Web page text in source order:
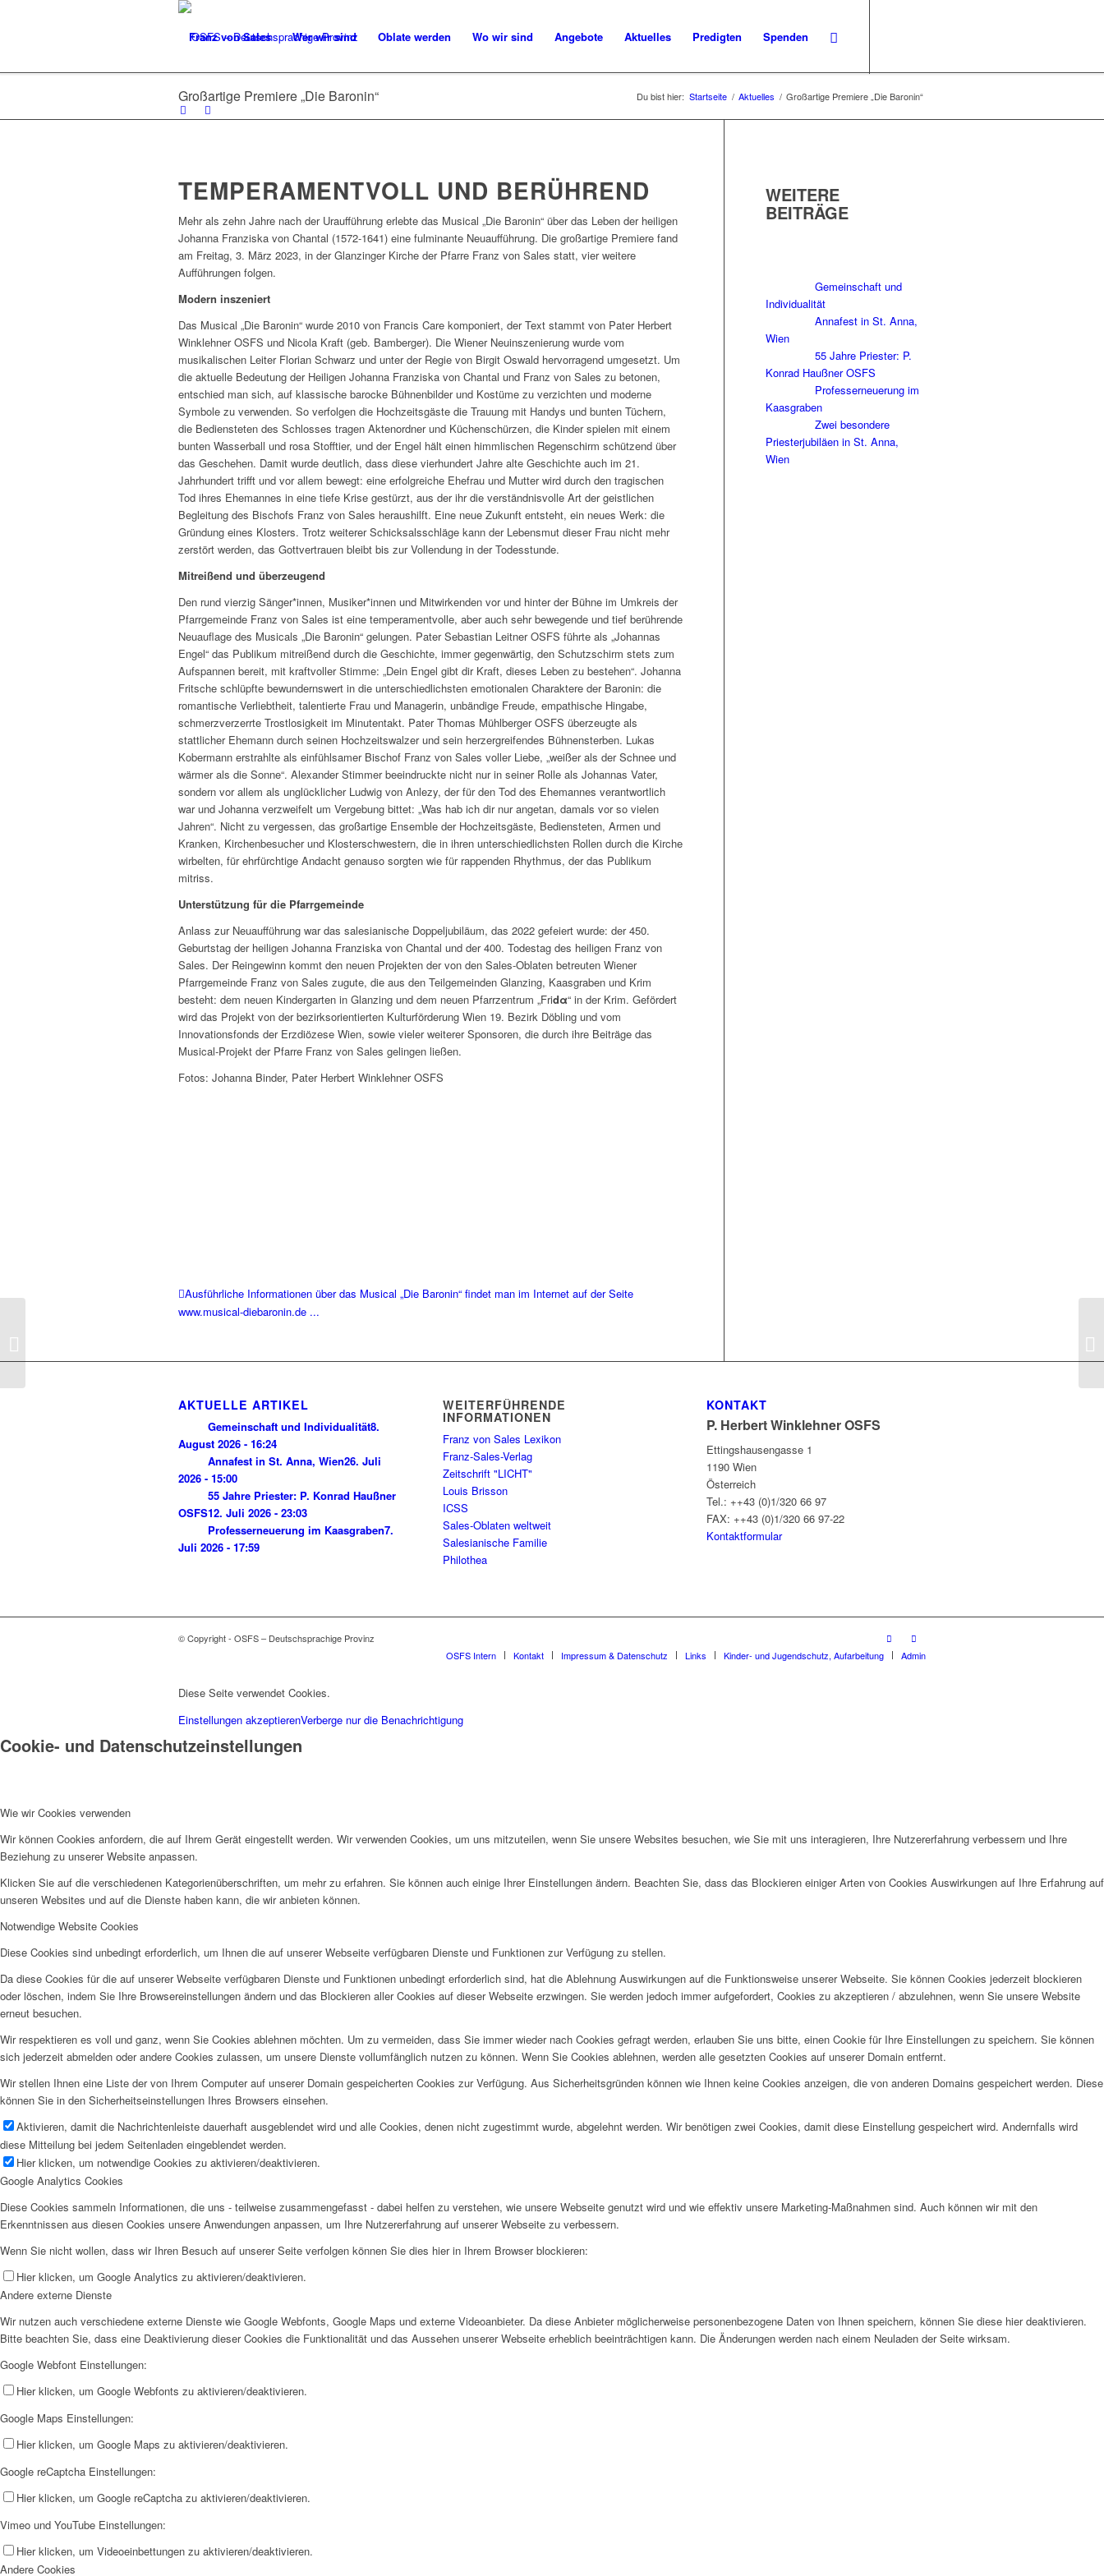
Franz von Sales Wer wir sind Oblate werden Wo wir sind Angebote Aktuelles Predigten Spenden
Großartige Premiere „Die Baronin“ Du bist hier: Startseite / Aktuelles / Großartige Premiere „Die Baronin“
TEMPERAMENTVOLL UND BERÜHREND
Mehr als zehn Jahre nach der Uraufführung erlebte das Musical „Die Baronin“ über das Leben der heiligen
Johanna Franziska von Chantal (1572-1641) eine fulminante Neuaufführung. Die großartige Premiere fand
am Freitag, 3. März 2023, in der Glanzinger Kirche der Pfarre Franz von Sales statt, vier weitere
Aufführungen folgen.
Modern inszeniert
Das Musical „Die Baronin“ wurde 2010 von Francis Care komponiert, der Text stammt von Pater Herbert
Winklehner OSFS und Nicola Kraft (geb. Bamberger). Die Wiener Neuinszenierung wurde vom
musikalischen Leiter Florian Schwarz und unter der Regie von Birgit Oswald hervorragend umgesetzt. Um
die aktuelle Bedeutung der Heiligen Johanna Franziska von Chantal und Franz von Sales zu betonen,
entschied man sich, auf klassische barocke Bühnenbilder und Kostüme zu verzichten und moderne
Symbole zu verwenden. So verfolgen die Hochzeitsgäste die Trauung mit Handys und bunten Tüchern,
die Bediensteten des Schlosses tragen Aktenordner und Küchenschürzen, die Kinder spielen mit einem
bunten Wasserball und rosa Stofftier, und der Engel hält einen himmlischen Regenschirm schützend über
das Geschehen. Damit wurde deutlich, dass diese vierhundert Jahre alte Geschichte auch im 21.
Jahrhundert trifft und vor allem bewegt: eine erfolgreiche Ehefrau und Mutter wird durch den tragischen
Tod ihres Ehemannes in eine tiefe Krise gestürzt, aus der ihr die verständnisvolle Art der geistlichen
Begleitung des Bischofs Franz von Sales heraushilft. Eine neue Zukunft entsteht, ein neues Werk: die
Gründung eines Klosters. Trotz weiterer Schicksalsschläge kann der Lebensmut dieser Frau nicht mehr
zerstört werden, das Gottvertrauen bleibt bis zur Vollendung in der Todesstunde.
Mitreißend und überzeugend
Den rund vierzig Sänger*innen, Musiker*innen und Mitwirkenden vor und hinter der Bühne im Umkreis der
Pfarrgemeinde Franz von Sales ist eine temperamentvolle, aber auch sehr bewegende und tief berührende
Neuauflage des Musicals „Die Baronin“ gelungen. Pater Sebastian Leitner OSFS führte als „Johannas
Engel“ das Publikum mitreißend durch die Geschichte, immer gegenwärtig, den Schutzschirm stets zum
Aufspannen bereit, mit kraftvoller Stimme: „Dein Engel gibt dir Kraft, dieses Leben zu bestehen“. Johanna
Fritsche schlüpfte bewundernswert in die unterschiedlichsten emotionalen Charaktere der Baronin: die
romantische Verliebtheit, talentierte Frau und Managerin, unbändige Freude, empathische Hingabe,
schmerzverzerrte Trostlosigkeit im Minutentakt. Pater Thomas Mühlberger OSFS überzeugte als
stattlicher Ehemann durch seinen Hochzeitswalzer und sein herzergreifendes Bühnensterben. Lukas
Kobermann erstrahlte als einfühlsamer Bischof Franz von Sales voller Liebe, „weißer als der Schnee und
wärmer als die Sonne“. Alexander Stimmer beeindruckte nicht nur in seiner Rolle als Johannas Vater,
sondern vor allem als unglücklicher Ludwig von Anlezy, der für den Tod des Ehemannes verantwortlich
war und Johanna verzweifelt um Vergebung bittet: „Was hab ich dir nur angetan, damals vor so vielen
Jahren“. Nicht zu vergessen, das großartige Ensemble der Hochzeitsgäste, Bediensteten, Armen und
Kranken, Kirchenbesucher und Klosterschwestern, die in ihren unterschiedlichsten Rollen durch die Kirche
wirbelten, für ehrfürchtige Andacht genauso sorgten wie für rappenden Rhythmus, der das Publikum
mitriss.
Unterstützung für die Pfarrgemeinde
Anlass zur Neuaufführung war das salesianische Doppeljubiläum, das 2022 gefeiert wurde: der 450.
Geburtstag der heiligen Johanna Franziska von Chantal und der 400. Todestag des heiligen Franz von
Sales. Der Reingewinn kommt den neuen Projekten der von den Sales-Oblaten betreuten Wiener
Pfarrgemeinde Franz von Sales zugute, die aus den Teilgemeinden Glanzing, Kaasgraben und Krim
besteht: dem neuen Kindergarten in Glanzing und dem neuen Pfarrzentrum „Fridα“ in der Krim. Gefördert
wird das Projekt von der bezirksorientierten Kulturförderung Wien 19. Bezirk Döbling und vom
Innovationsfonds der Erzdiözese Wien, sowie vieler weiterer Sponsoren, die durch ihre Beiträge das
Musical-Projekt der Pfarre Franz von Sales gelingen ließen.
Fotos: Johanna Binder, Pater Herbert Winklehner OSFS
Ausführliche Informationen über das Musical „Die Baronin“ findet man im Internet auf der Seite
www.musical-diebaronin.de ...
WEITERE
BEITRÄGE
Gemeinschaft und
Individualität
Annafest in St. Anna,
Wien
55 Jahre Priester: P.
Konrad Haußner OSFS
Professerneuerung im
Kaasgraben
Zwei besondere
Priesterjubiläen in St. Anna,
Wien
AKTUELLE ARTIKEL
Gemeinschaft und Individualität8.
August 2026 - 16:24
Annafest in St. Anna, Wien26. Juli
2026 - 15:00
55 Jahre Priester: P. Konrad Haußner
OSFS12. Juli 2026 - 23:03
Professerneuerung im Kaasgraben7.
Juli 2026 - 17:59
WEITERFÜHRENDE
INFORMATIONEN
Franz von Sales Lexikon
Franz-Sales-Verlag
Zeitschrift "LICHT"
Louis Brisson
ICSS
Sales-Oblaten weltweit
Salesianische Familie
Philothea
KONTAKT
P. Herbert Winklehner OSFS
Ettingshausengasse 1
1190 Wien
Österreich
Tel.: ++43 (0)1/320 66 97
FAX: ++43 (0)1/320 66 97-22
Kontaktformular
© Copyright - OSFS – Deutschsprachige Provinz
OSFS Intern
Kontakt Impressum & Datenschutz Links Kinder- und Jugendschutz, Aufarbeitung Admin
17,1-9)
Diese Seite verwendet Cookies.
Einstellungen akzeptierenVerberge nur die Benachrichtigung
Cookie- und Datenschutzeinstellungen
Wie wir Cookies verwenden
Wir können Cookies anfordern, die auf Ihrem Gerät eingestellt werden. Wir verwenden Cookies, um uns mitzuteilen, wenn Sie unsere Websites besuchen, wie Sie mit uns interagieren, Ihre Nutzererfahrung verbessern und Ihre
Beziehung zu unserer Website anpassen.
Klicken Sie auf die verschiedenen Kategorienüberschriften, um mehr zu erfahren. Sie können auch einige Ihrer Einstellungen ändern. Beachten Sie, dass das Blockieren einiger Arten von Cookies Auswirkungen auf Ihre Erfahrung auf
unseren Websites und auf die Dienste haben kann, die wir anbieten können.
Notwendige Website Cookies
Diese Cookies sind unbedingt erforderlich, um Ihnen die auf unserer Webseite verfügbaren Dienste und Funktionen zur Verfügung zu stellen.
Da diese Cookies für die auf unserer Webseite verfügbaren Dienste und Funktionen unbedingt erforderlich sind, hat die Ablehnung Auswirkungen auf die Funktionsweise unserer Webseite. Sie können Cookies jederzeit blockieren
oder löschen, indem Sie Ihre Browsereinstellungen ändern und das Blockieren aller Cookies auf dieser Webseite erzwingen. Sie werden jedoch immer aufgefordert, Cookies zu akzeptieren / abzulehnen, wenn Sie unsere Website
erneut besuchen.
Wir respektieren es voll und ganz, wenn Sie Cookies ablehnen möchten. Um zu vermeiden, dass Sie immer wieder nach Cookies gefragt werden, erlauben Sie uns bitte, einen Cookie für Ihre Einstellungen zu speichern. Sie können
sich jederzeit abmelden oder andere Cookies zulassen, um unsere Dienste vollumfänglich nutzen zu können. Wenn Sie Cookies ablehnen, werden alle gesetzten Cookies auf unserer Domain entfernt.
Wir stellen Ihnen eine Liste der von Ihrem Computer auf unserer Domain gespeicherten Cookies zur Verfügung. Aus Sicherheitsgründen können wie Ihnen keine Cookies anzeigen, die von anderen Domains gespeichert werden. Diese
können Sie in den Sicherheitseinstellungen Ihres Browsers einsehen.
Aktivieren, damit die Nachrichtenleiste dauerhaft ausgeblendet wird und alle Cookies, denen nicht zugestimmt wurde, abgelehnt werden. Wir benötigen zwei Cookies, damit diese Einstellung gespeichert wird. Andernfalls wird
diese Mitteilung bei jedem Seitenladen eingeblendet werden.
Hier klicken, um notwendige Cookies zu aktivieren/deaktivieren.
Google Analytics Cookies
Diese Cookies sammeln Informationen, die uns - teilweise zusammengefasst - dabei helfen zu verstehen, wie unsere Webseite genutzt wird und wie effektiv unsere Marketing-Maßnahmen sind. Auch können wir mit den
Erkenntnissen aus diesen Cookies unsere Anwendungen anpassen, um Ihre Nutzererfahrung auf unserer Webseite zu verbessern.
Wenn Sie nicht wollen, dass wir Ihren Besuch auf unserer Seite verfolgen können Sie dies hier in Ihrem Browser blockieren:
Hier klicken, um Google Analytics zu aktivieren/deaktivieren.
Andere externe Dienste
Wir nutzen auch verschiedene externe Dienste wie Google Webfonts, Google Maps und externe Videoanbieter. Da diese Anbieter möglicherweise personenbezogene Daten von Ihnen speichern, können Sie diese hier deaktivieren.
Bitte beachten Sie, dass eine Deaktivierung dieser Cookies die Funktionalität und das Aussehen unserer Webseite erheblich beeinträchtigen kann. Die Änderungen werden nach einem Neuladen der Seite wirksam.
Google Webfont Einstellungen:
Hier klicken, um Google Webfonts zu aktivieren/deaktivieren.
Google Maps Einstellungen:
Hier klicken, um Google Maps zu aktivieren/deaktivieren.
Google reCaptcha Einstellungen:
Hier klicken, um Google reCaptcha zu aktivieren/deaktivieren.
Vimeo und YouTube Einstellungen:
Hier klicken, um Videoeinbettungen zu aktivieren/deaktivieren.
Andere Cookies